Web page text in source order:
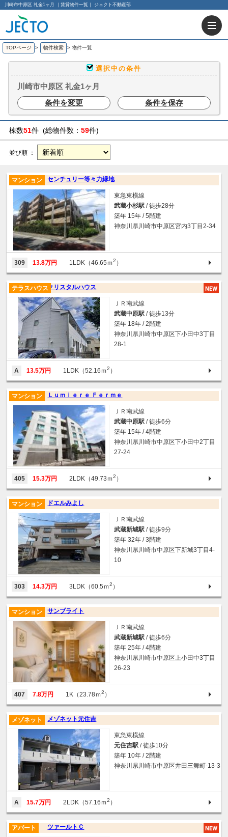
川崎市中原区 礼金1ヶ月 ｜賃貸物件一覧｜ ジェクト不動産部
TOPページ > 物件検索 > 物件一覧
選択中の条件
川崎市中原区 礼金1ヶ月
条件を変更
条件を保存
棟数51件 (総物件数： 59件)
並び順 ：
センチュリー等々力緑地
マンション
東急東横線
武蔵小杉駅 / 徒歩28分
築年 15年 / 5階建
神奈川県川崎市中原区宮内3丁目2-34
309 13.8万円 1LDK（46.65ｍ2 ）
クリスタルハウス
テラスハウス
ＪＲ南武線
武蔵中原駅 / 徒歩13分
築年 18年 / 2階建
神奈川県川崎市中原区下小田中3丁目
28-1
A 13.5万円 1LDK（52.16ｍ2 ）
Ｌｕｍｉｅｒｅ Ｆｅｒｍｅ
マンション
ＪＲ南武線
武蔵中原駅 / 徒歩6分
築年 15年 / 4階建
神奈川県川崎市中原区下小田中2丁目
27-24
405 15.3万円 2LDK（49.73ｍ2 ）
ドエルみよし
マンション
ＪＲ南武線
武蔵新城駅 / 徒歩9分
築年 32年 / 3階建
神奈川県川崎市中原区下新城3丁目4-
10
303 14.3万円 3LDK（60.5ｍ2 ）
サンブライト
マンション
ＪＲ南武線
武蔵新城駅 / 徒歩6分
築年 25年 / 4階建
神奈川県川崎市中原区上小田中3丁目
26-23
407 7.8万円 1K（23.78ｍ2 ）
メゾネット元住吉
メゾネット
東急東横線
元住吉駅 / 徒歩10分
築年 10年 / 2階建
神奈川県川崎市中原区井田三舞町-13-3
A 15.7万円 2LDK（57.16ｍ2 ）
ツァールトＣ
アパート